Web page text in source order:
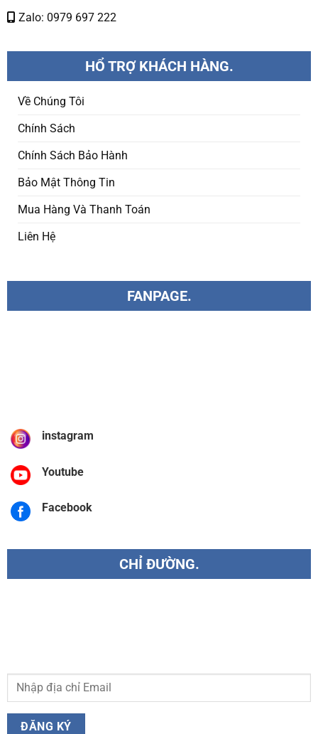
Zalo: 0979 697 222
HỔ TRỢ KHÁCH HÀNG.
Về Chúng Tôi
Chính Sách
Chính Sách Bảo Hành
Bảo Mật Thông Tin
Mua Hàng Và Thanh Toán
Liên Hệ
FANPAGE.
instagram
Youtube
Facebook
CHỈ ĐƯỜNG.